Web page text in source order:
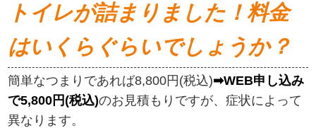
トイレが詰まりました！料金
はいくらぐらいでしょうか？
簡単なつまりであれば8,800円(税込)➡WEB申し込み
で5,800円(税込)のお見積もりですが、症状によって
異なります。